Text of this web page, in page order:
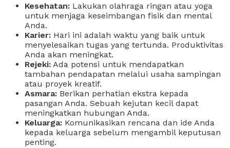
Kesehatan: Lakukan olahraga ringan atau yoga
untuk menjaga keseimbangan fisik dan mental
Anda.
Karier: Hari ini adalah waktu yang baik untuk
menyelesaikan tugas yang tertunda. Produktivitas
Anda akan meningkat.
Rejeki: Ada potensi untuk mendapatkan
tambahan pendapatan melalui usaha sampingan
atau proyek kreatif.
Asmara: Berikan perhatian ekstra kepada
pasangan Anda. Sebuah kejutan kecil dapat
meningkatkan hubungan Anda.
Keluarga: Komunikasikan rencana dan ide Anda
kepada keluarga sebelum mengambil keputusan
penting.